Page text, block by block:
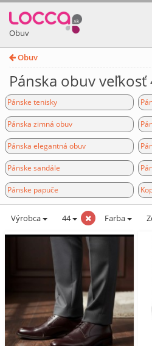
Obuv
Obuv
Pánska obuv veľkosť
Pánske tenisky
Pánska zimná obuv
Pánska elegantná obuv
Pánske sandále
Pánske papuče
Výrobca 44 Farba